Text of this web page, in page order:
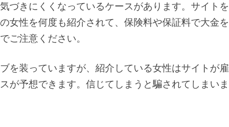
づきにくくなっているケースがあります。サイトを
女性を何度も紹介されて、保険料や保証料で大金を
ご注意ください。
を装っていますが、紹介している女性はサイトが雇
が予想できます。信じてしまうと騙されてしまいま